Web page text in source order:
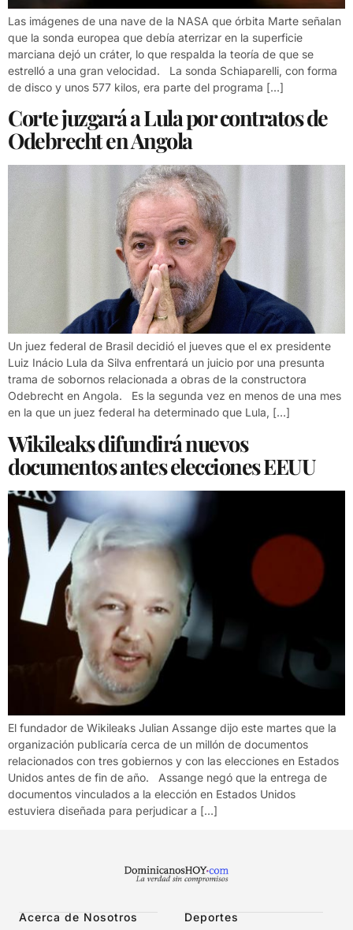
Las imágenes de una nave de la NASA que órbita Marte señalan
que la sonda europea que debía aterrizar en la superficie
marciana dejó un cráter, lo que respalda la teoría de que se
estrelló a una gran velocidad. La sonda Schiaparelli, con forma
de disco y unos 577 kilos, era parte del programa […]
Corte juzgará a Lula por contratos de
Odebrecht en Angola
Un juez federal de Brasil decidió el jueves que el ex presidente
Luiz Inácio Lula da Silva enfrentará un juicio por una presunta
trama de sobornos relacionada a obras de la constructora
Odebrecht en Angola. Es la segunda vez en menos de una mes
en la que un juez federal ha determinado que Lula, […]
Wikileaks difundirá nuevos
documentos antes elecciones EEUU
El fundador de Wikileaks Julian Assange dijo este martes que la
organización publicaría cerca de un millón de documentos
relacionados con tres gobiernos y con las elecciones en Estados
Unidos antes de fin de año. Assange negó que la entrega de
documentos vinculados a la elección en Estados Unidos
estuviera diseñada para perjudicar a […]
Acerca de Nosotros
Deportes